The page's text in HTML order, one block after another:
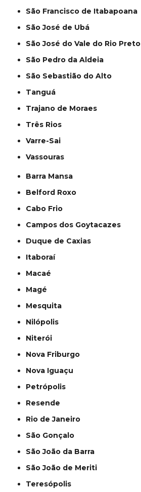
São Francisco de Itabapoana
São José de Ubá
São José do Vale do Rio Preto
São Pedro da Aldeia
São Sebastião do Alto
Tanguá
Trajano de Moraes
Três Rios
Varre-Sai
Vassouras
Barra Mansa
Belford Roxo
Cabo Frio
Campos dos Goytacazes
Duque de Caxias
Itaboraí
Macaé
Magé
Mesquita
Nilópolis
Niterói
Nova Friburgo
Nova Iguaçu
Petrópolis
Resende
Rio de Janeiro
São Gonçalo
São João da Barra
São João de Meriti
Teresópolis